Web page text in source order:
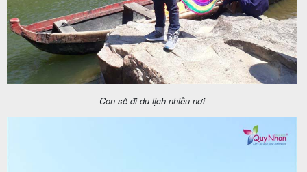
Con sẽ đi du lịch nhiều nơi